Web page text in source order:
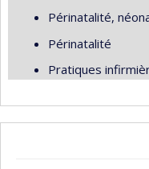
Périnatalité,
Périnatalité
Pratiques